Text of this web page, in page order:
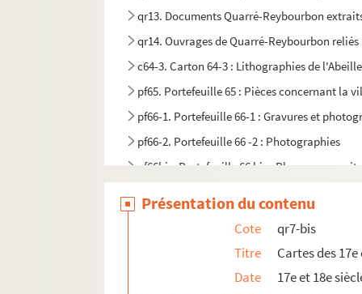
qr13. Documents Quarré-Reybourbon
qr14. Ouvrages de Quarré-Reybourbon
c64-3. Carton 64-3 : Lithographies de
pf65. Portefeuille 65 : Pièces concernant la
pf66-1. Portefeuille 66-1 : Gravures et
pf66-2. Portefeuille 66 -2 : Photographies
pf66bis. Portefeuille 66 bis : Plans
Présentation du contenu
Cote
qr7-bis
Titre
Cartes des
Date
17e et 18e